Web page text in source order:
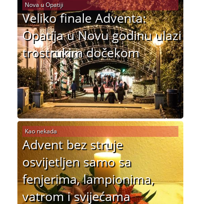
Veliko finale Adventa:
Opatija u Novu godinu ulazi
trostrukim dočekom
Nova u Opatiji
Advent bez struje
osvijetljen samo sa
fenjerima, lampionima,
vatrom i svijećama
Kao nekada